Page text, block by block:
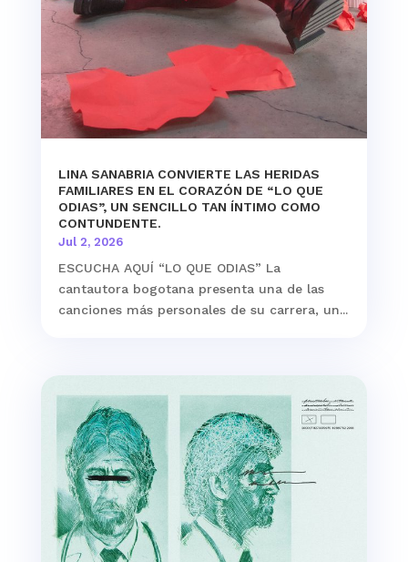
LINA SANABRIA CONVIERTE LAS HERIDAS
FAMILIARES EN EL CORAZÓN DE “LO QUE
ODIAS”, UN SENCILLO TAN ÍNTIMO COMO
CONTUNDENTE.
Jul 2, 2026
ESCUCHA AQUÍ “LO QUE ODIAS” La
cantautora bogotana presenta una de las
canciones más personales de su carrera, un...